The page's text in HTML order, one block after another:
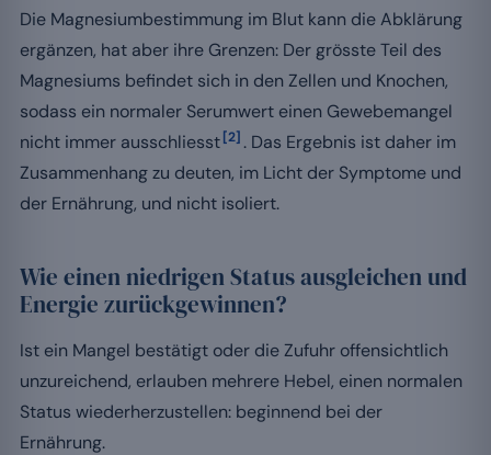
Die Magnesiumbestimmung im Blut kann die Abklärung
ergänzen, hat aber ihre Grenzen: Der grösste Teil des
Magnesiums befindet sich in den Zellen und Knochen,
sodass ein normaler Serumwert einen Gewebemangel
nicht immer ausschliesst[2] . Das Ergebnis ist daher im
Zusammenhang zu deuten, im Licht der Symptome und
der Ernährung, und nicht isoliert.
Wie einen niedrigen Status ausgleichen und
Energie zurückgewinnen?
Ist ein Mangel bestätigt oder die Zufuhr offensichtlich
unzureichend, erlauben mehrere Hebel, einen normalen
Status wiederherzustellen: beginnend bei der
Ernährung.